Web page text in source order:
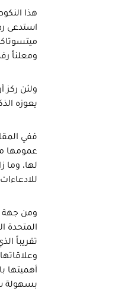
هذا
استدعى
ومعلناً
ولئن ركز
يعوزه
ففي
عمومها
لها،
ومن جهة
المتحدة
تقريباً
أهميتها
بسهولة